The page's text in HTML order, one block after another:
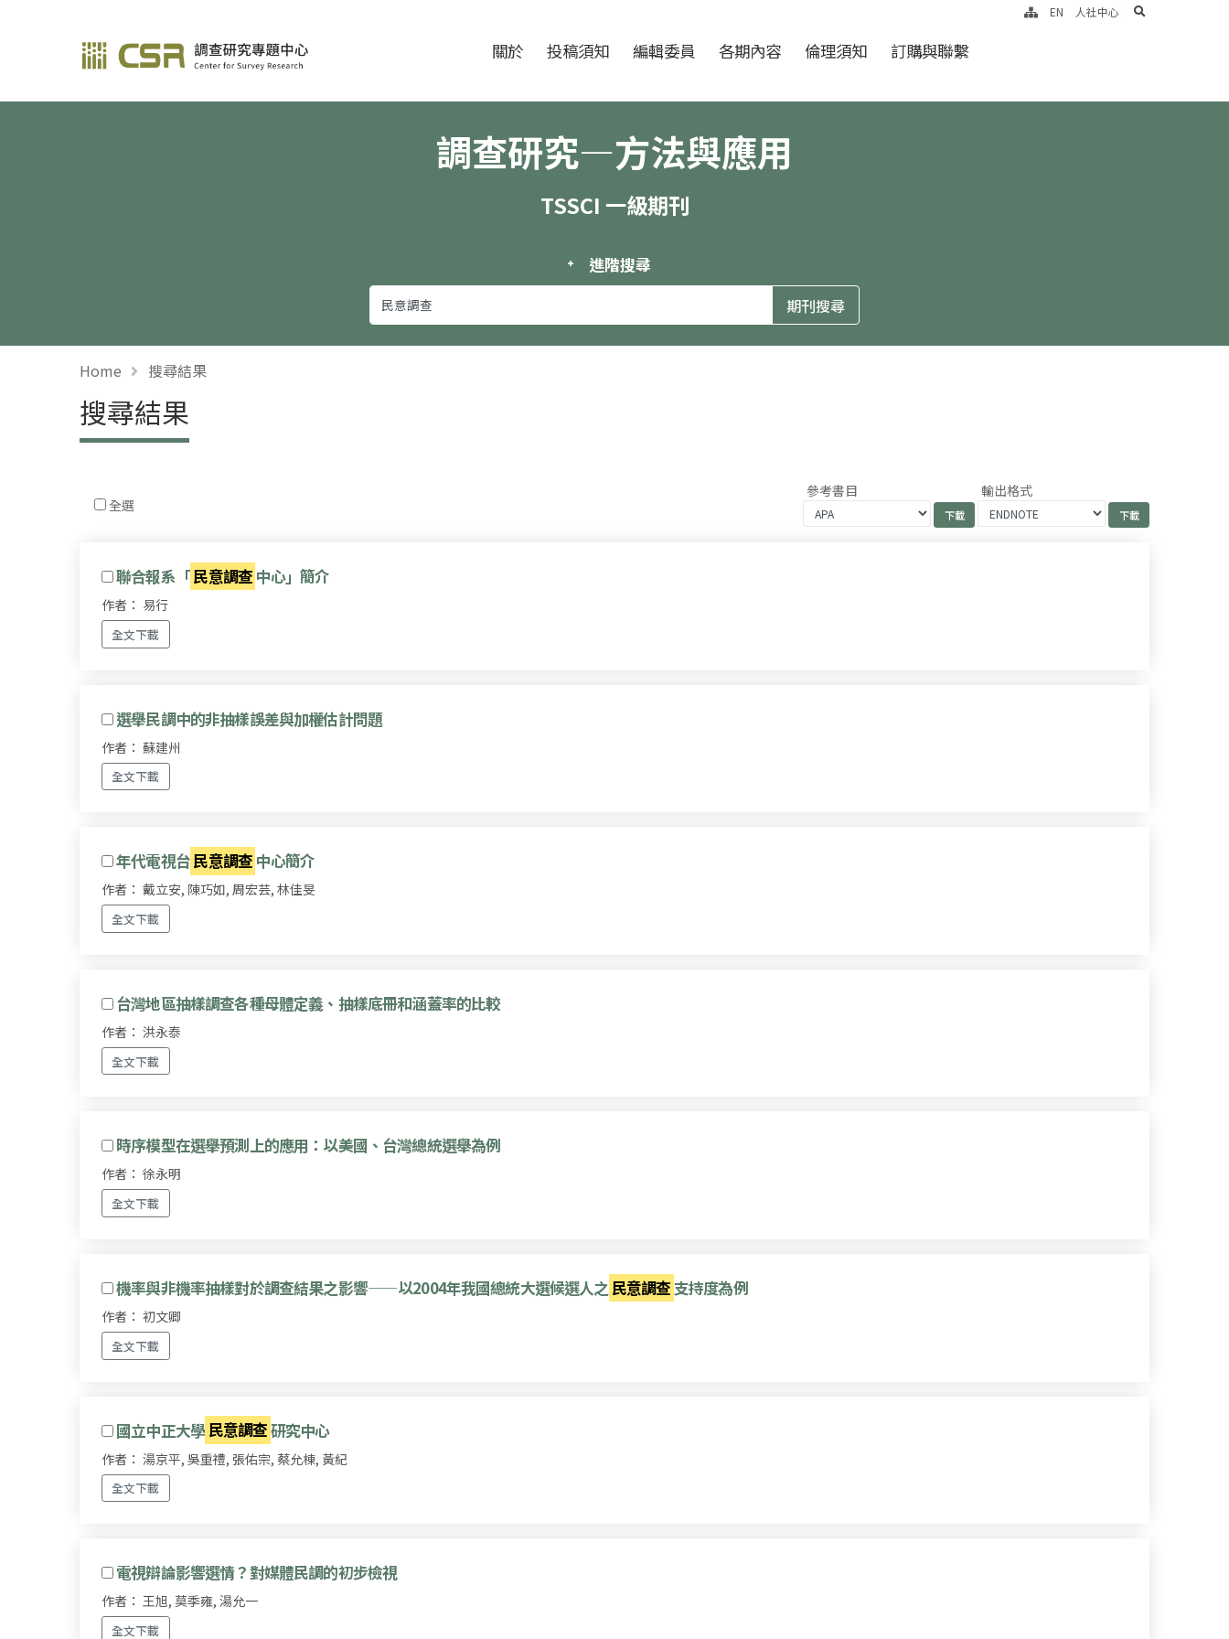
調查研究—方法與應用期刊 關於 投稿須知 編輯委員 各期內容 倫理須知 訂購與聯繫
EN 人社中心 search
調查研究—方法與應用
TSSCI 一級期刊
進階搜尋
Home 搜尋結果
搜尋結果
全選
參考書目 輸出格式
聯合報系「民意調查 中心」簡介
作者： 易行
全文下載
選舉民調中的非抽樣誤差與加權估計問題
作者： 蘇建州
全文下載
年代電視台民意調查 中心簡介
作者： 戴立安, 陳巧如, 周宏芸, 林佳旻
全文下載
台灣地區抽樣調查各種母體定義、抽樣底冊和涵蓋率的比較
作者： 洪永泰
全文下載
時序模型在選舉預測上的應用：以美國、台灣總統選舉為例
作者： 徐永明
全文下載
機率與非機率抽樣對於調查結果之影響——以2004年我國總統大選候選人之民意調查支持度為例
作者： 初文卿
全文下載
國立中正大學 民意調查研究中心
作者： 湯京平, 吳重禮, 張佑宗, 蔡允棟, 黃紀
全文下載
電視辯論影響選情？對媒體民調的初步檢視
作者： 王旭, 莫季雍, 湯允一
全文下載